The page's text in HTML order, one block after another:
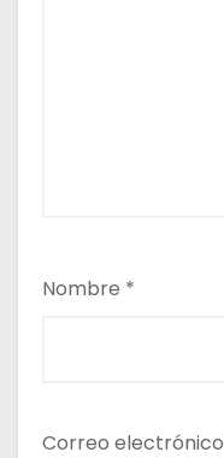
Nombre *
Correo electrónico